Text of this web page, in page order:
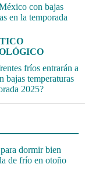
fríos entrarán a
bajas temperaturas
2025?
dormir bien
de frío en otoño